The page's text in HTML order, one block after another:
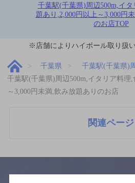
千葉駅(千葉県)周辺500m,イ
題あり,2,000円以上～3,000円
のお店TOP
※店舗によりハイボール取り扱
千葉県
千葉駅(千葉県)
千葉駅(千葉県)周辺500m,イタリア料理
～3,000円未満,飲み放題ありのお店
関連ページ